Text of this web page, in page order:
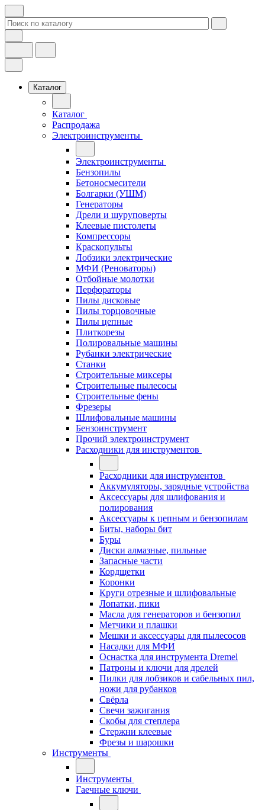
Каталог
Каталог
Распродажа
Электроинструменты
Электроинструменты
Бензопилы
Бетоносмесители
Болгарки (УШМ)
Генераторы
Дрели и шуруповерты
Клеевые пистолеты
Компрессоры
Краскопульты
Лобзики электрические
МФИ (Реноваторы)
Отбойные молотки
Перфораторы
Пилы дисковые
Пилы торцовочные
Пилы цепные
Плиткорезы
Полировальные машины
Рубанки электрические
Станки
Строительные миксеры
Строительные пылесосы
Строительные фены
Фрезеры
Шлифовальные машины
Бензоинструмент
Прочий электроинструмент
Расходники для инструментов
Расходники для инструментов
Аккумуляторы, зарядные устройства
Аксессуары для шлифования и
полирования
Аксессуары к цепным и бензопилам
Биты, наборы бит
Буры
Диски алмазные, пильные
Запасные части
Кордщетки
Коронки
Круги отрезные и шлифовальные
Лопатки, пики
Масла для генераторов и бензопил
Метчики и плашки
Мешки и аксессуары для пылесосов
Насадки для МФИ
Оснастка для инструмента Dremel
Патроны и ключи для дрелей
Пилки для лобзиков и сабельных пил,
ножи для рубанков
Свёрла
Свечи зажигания
Скобы для степлера
Стержни клеевые
Фрезы и шарошки
Инструменты
Инструменты
Гаечные ключи